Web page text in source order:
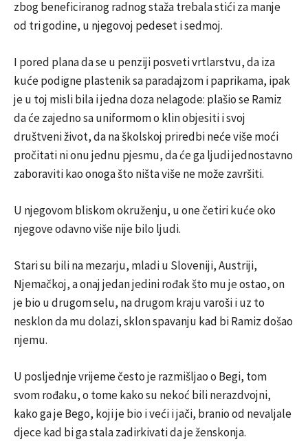
zbog beneficiranog radnog staža trebala stići za manje
od tri godine, u njegovoj pedeset i sedmoj.
I pored plana da se u penziji posveti vrtlarstvu, da iza
kuće podigne plastenik sa paradajzom i paprikama, ipak
je u toj misli bila i jedna doza nelagode: plašio se Ramiz
da će zajedno sa uniformom o klin objesiti i svoj
društveni život, da na školskoj priredbi neće više moći
pročitati ni onu jednu pjesmu, da će ga ljudi jednostavno
zaboraviti kao onoga što ništa više ne može završiti.
U njegovom bliskom okruženju, u one četiri kuće oko
njegove odavno više nije bilo ljudi.
Stari su bili na mezarju, mladi u Sloveniji, Austriji,
Njemačkoj, a onaj jedan jedini rođak što mu je ostao, on
je bio u drugom selu, na drugom kraju varoši i uz to
nesklon da mu dolazi, sklon spavanju kad bi Ramiz došao
njemu.
U posljednje vrijeme često je razmišljao o Begi, tom
svom rođaku, o tome kako su nekoć bili nerazdvojni,
kako ga je Bego, koji je bio i veći i jači, branio od nevaljale
djece kad bi ga stala zadirkivati da je ženskonja.